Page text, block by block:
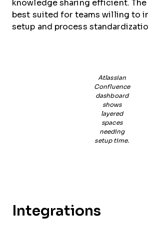
knowledge sharing efficient.
best suited for teams willing to
setup and process
Atlassian
Confluence
dashboard
shows
layered
spaces
needing
setup time.
Integrations